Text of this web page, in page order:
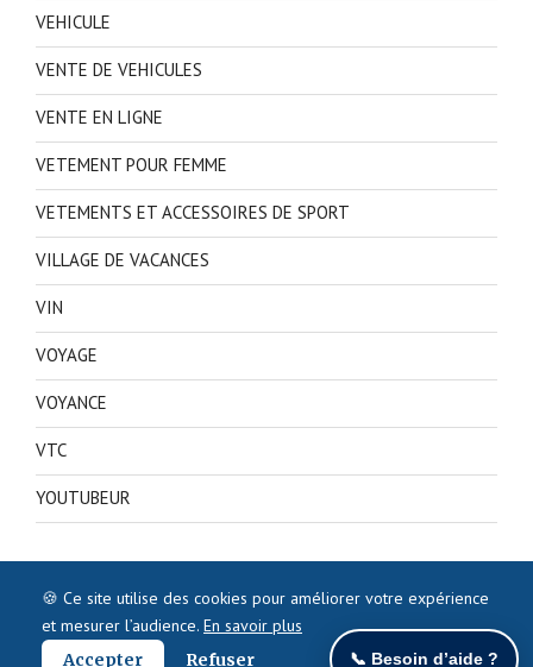
VEHICULE
VENTE DE VEHICULES
VENTE EN LIGNE
VETEMENT POUR FEMME
VETEMENTS ET ACCESSOIRES DE SPORT
VILLAGE DE VACANCES
VIN
VOYAGE
VOYANCE
VTC
YOUTUBEUR
🍪 Ce site utilise des cookies pour améliorer votre expérience
et mesurer l’audience. En savoir plus
Accepter
Refuser 📞 Besoin d’aide ?